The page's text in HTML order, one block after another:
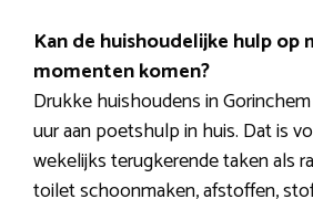
Kan de huishoudelijke hulp op
momenten komen?
Drukke huishoudens in
uur aan poetshulp in huis. Dat is
wekelijks terugkerende taken als
toilet schoonmaken, afstoffen,